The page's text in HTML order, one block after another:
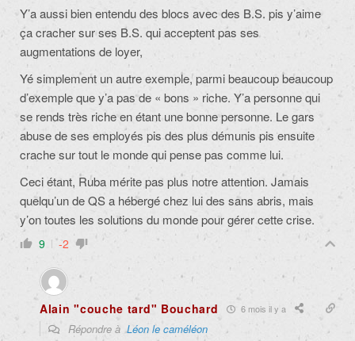
Y’a aussi bien entendu des blocs avec des B.S. pis y’aime
ça cracher sur ses B.S. qui acceptent pas ses
augmentations de loyer,
Yé simplement un autre exemple, parmi beaucoup beaucoup
d’exemple que y’a pas de « bons » riche. Y’a personne qui
se rends très riche en étant une bonne personne. Le gars
abuse de ses employés pis des plus démunis pis ensuite
crache sur tout le monde qui pense pas comme lui.
Ceci étant, Ruba mérite pas plus notre attention. Jamais
quelqu’un de QS a hébergé chez lui des sans abris, mais
y’on toutes les solutions du monde pour gérer cette crise.
9 -2
Alain "couche tard" Bouchard 6 mois il y a
Répondre àLéon le caméléon